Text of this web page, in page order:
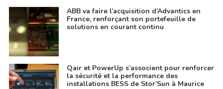
ABB va faire l’acquisition d’Advantics en
France, renforçant son portefeuille de
solutions en courant continu
Qair et PowerUp s’associent pour renforcer
la sécurité et la performance des
installations BESS de Stor’Sun à Maurice